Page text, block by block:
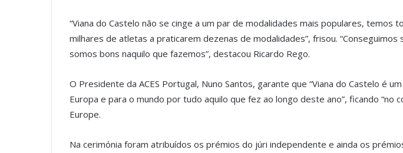
“Viana do Castelo não se cinge a um par de modalidades mais populares, temos
milhares de atletas a praticarem dezenas de modalidades”, frisou.
somos bons naquilo que fazemos”, destacou Ricardo Rego.
O Presidente da ACES Portugal, Nuno Santos, garante que “Viana do Castelo é
Europa e para o mundo por tudo aquilo que fez ao longo deste ano”, ficando “no
Europe.
Na cerimónia foram atribuídos os prémios do júri independente e ainda os